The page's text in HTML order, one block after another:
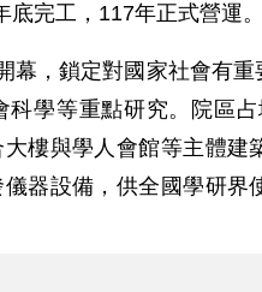
完工，117年正式營運。
幕，鎖定對國家社會有
學等重點研究。院區
樓與學人會館等主體建
器設備，供全國學研界